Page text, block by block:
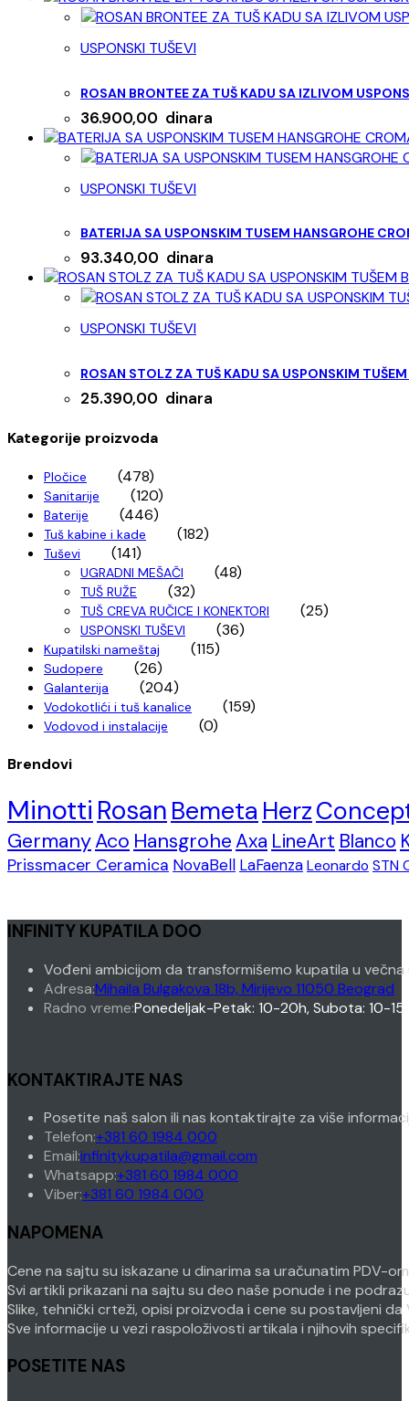
USPONSKI TUŠEVI
ROSAN BRONTEE ZA TUŠ KADU SA IZLIVOM
36.900,00 dinara
USPONSKI TUŠEVI
BATERIJA SA USPONSKIM TUSEM HANSGROHE
93.340,00 dinara
USPONSKI TUŠEVI
ROSAN STOLZ ZA TUŠ KADU SA USPONSKIM
25.390,00 dinara
Kategorije proizvoda
Pločice (478)
Sanitarije (120)
Baterije (446)
Tuš kabine i kade (182)
Tuševi (141)
UGRADNI MEŠAČI (48)
TUŠ RUŽE (32)
TUŠ CREVA RUČICE I KONEKTORI (25)
USPONSKI TUŠEVI (36)
Kupatilski nameštaj (115)
Sudopere (26)
Galanterija (204)
Vodokotlići i tuš kanalice (159)
Vodovod i instalacije (0)
Brendovi
Minotti Rosan Bemeta Herz
GermanyAco HansgroheAxa LineArt Blanco
Prissmacer Ceramica NovaBell LaFaenza Leonardo STN
INFINITY KUPATILA DOO
Vođeni ambicijom da transformišemo kupatila u večna
Adresa:Mihaila Bulgakova 18b, Mirijevo 11050 Beograd
Radno vreme:Ponedeljak-Petak: 10-20h, Subota: 10-
KONTAKTIRAJTE NAS
Posetite naš salon ili nas kontaktirajte za više
Telefon:+381 60 1984 000
in
your
Email:infinitykupatila@gmail.com
Whatsapp:+381 60 1984 000
Viber:+381 60 1984 000
NAPOMENA
Cene na sajtu su iskazane u dinarima sa uračunatim PDV-
Svi artikli prikazani na sajtu su deo naše ponude i ne
Slike, tehnički crteži, opisi proizvoda i cene su postavljeni
Sve informacije u vezi raspoloživosti artikala i njihovih
POSETITE NAS